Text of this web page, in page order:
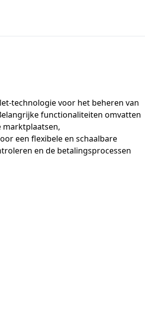
technologie voor het beheren van
functionaliteiten omvatten
marktplaatsen,
een flexibele en schaalbare
en de betalingsprocessen